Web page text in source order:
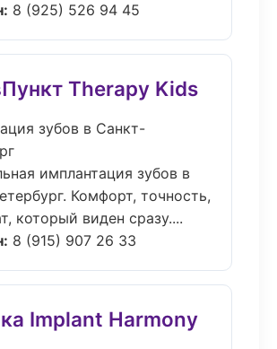
8 (925) 526 94 45
Therapy Kids
зубов в Санкт-
имплантация зубов в
Комфорт, точность,
который виден сразу....
8 (915) 907 26 33
Implant Harmony